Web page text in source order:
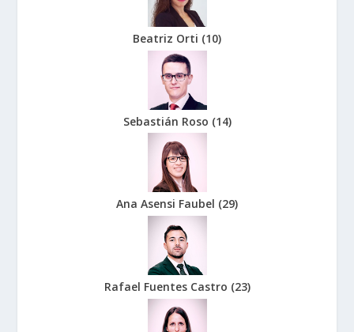
Beatriz Orti (10)
Sebastián Roso (14)
Ana Asensi Faubel (29)
Rafael Fuentes Castro (23)